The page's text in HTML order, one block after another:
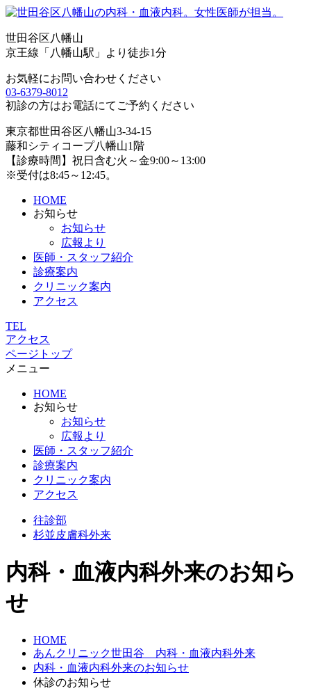
世田谷区八幡山
京王線「八幡山駅」より徒歩1分
お気軽にお問い合わせください
03-6379-8012
初診の方はお電話にてご予約ください
東京都世田谷区八幡山3-34-15
藤和シティコープ八幡山1階
【診療時間】祝日含む火～金9:00～13:00
※受付は8:45～12:45。
HOME
お知らせ
お知らせ
広報より
医師・スタッフ紹介
診療案内
クリニック案内
アクセス
TEL
アクセス
ページトップ
メニュー
HOME
お知らせ
お知らせ
広報より
医師・スタッフ紹介
診療案内
クリニック案内
アクセス
往診部
杉並皮膚科外来
内科・血液内科外来のお知ら
せ
HOME
あんクリニック世田谷 内科・血液内科外来
内科・血液内科外来のお知らせ
休診のお知らせ